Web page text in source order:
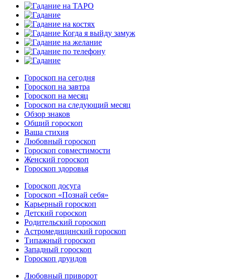
Гороскоп на сегодня
Гороскоп на завтра
Гороскоп на месяц
Гороскоп на следующий месяц
Обзор знаков
Общий гороскоп
Ваша стихия
Любовный гороскоп
Гороскоп совместимости
Женский гороскоп
Гороскоп здоровья
Гороскоп досуга
Гороскоп «Познай себя»
Карьерный гороскоп
Детский гороскоп
Родительский гороскоп
Астромедицинский гороскоп
Типажный гороскоп
Западный гороскоп
Гороскоп друидов
Любовный приворот